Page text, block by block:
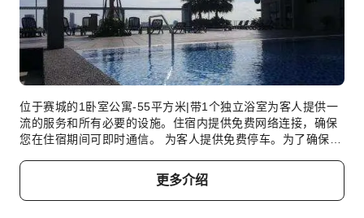
goods or chattels.
3) The Host accepts no responsibility for the loss or
damage to any personal belonging/item left unattended in
the unit. Personal belongings shall be held and kept all the
time properly by their owner, and should any incident
4) Considering the risk of injury or damage to guests in
the unit, The Host will not hold any responsibility nor
provide any indemnification/compensation to the guest.
5) The Host does not accept any litigation and personal
injury claim arising from the guest's action or sole
negligence.
位于赛城的1卧室公寓-55平方米|带1个独立浴室为客人提供一
流的服务和所有必要的设施。住宿内提供免费网络连接，确保
您在住宿期间可即时通信。 为客人提供免费停车。为了确保您
基本必需品，为您营造愉快的入住体验。为了确保您享受愉快
的入住体验，部分客房提供空调或寝具用品，所有客房均以您
的舒适度为中心而设计。住宿期间，客人可以在部分客房享受
更多介绍